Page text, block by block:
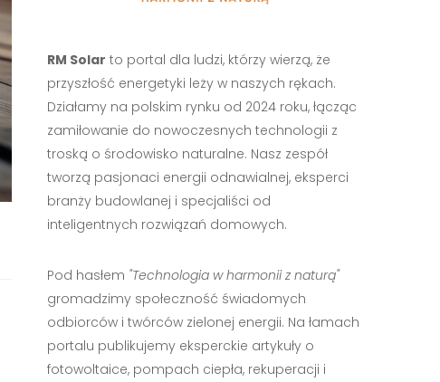
RM Solar to portal dla ludzi, którzy wierzą, że
przyszłość energetyki leży w naszych rękach.
Działamy na polskim rynku od 2024 roku, łącząc
zamiłowanie do nowoczesnych technologii z
troską o środowisko naturalne. Nasz zespół
tworzą pasjonaci energii odnawialnej, eksperci
branży budowlanej i specjaliści od
inteligentnych rozwiązań domowych.
Pod hasłem "Technologia w harmonii z naturą"
gromadzimy społeczność świadomych
odbiorców i twórców zielonej energii. Na łamach
portalu publikujemy eksperckie artykuły o
fotowoltaice, pompach ciepła, rekuperacji i